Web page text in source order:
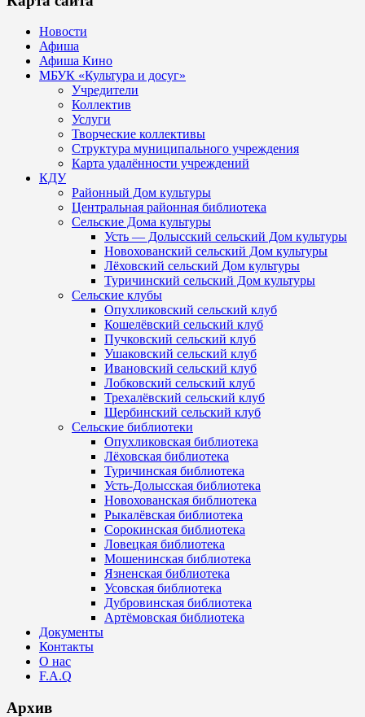
Новости
Афиша
Афиша Кино
МБУК «Культура и досуг»
Учредители
Коллектив
Услуги
Творческие коллективы
Структура муниципального учреждения
Карта удалённости учреждений
КДУ
Районный Дом культуры
Центральная районная библиотека
Сельские Дома культуры
Усть — Долысский сельский Дом культуры
Новохованский сельский Дом культуры
Лёховский сельский Дом культуры
Туричинский сельский Дом культуры
Сельские клубы
Опухликовский сельский клуб
Кошелёвский сельский клуб
Пучковский сельский клуб
Ушаковский сельский клуб
Ивановский сельский клуб
Лобковский сельский клуб
Трехалёвский сельский клуб
Щербинский сельский клуб
Сельские библиотеки
Опухликовская библиотека
Лёховская библиотека
Туричинская библиотека
Усть-Долысская библиотека
Новохованская библиотека
Рыкалёвская библиотека
Сорокинская библиотека
Ловецкая библиотека
Мошенинская библиотека
Язненская библиотека
Усовская библиотека
Дубровинская библиотека
Артёмовская библиотека
Документы
Контакты
О нас
F.A.Q
Архив